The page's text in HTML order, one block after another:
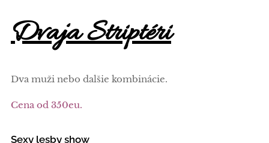
Dvaja Striptéri
Dva muži nebo dalšie kombinácie.
Cena od 350eu.
Sexy lesby show